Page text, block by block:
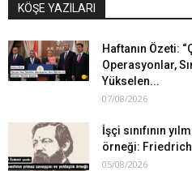
KÖŞE YAZILARI
Haftanın Özeti:
Operasyonlar,
Yükselen...
07/08/2026
İşçi sınıfının
örneği:
05/08/2026